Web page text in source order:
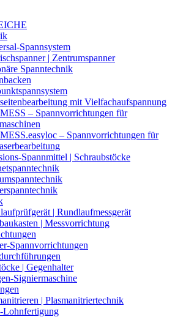
Spannsystem
| Zentrumspanner
Spanntechnik
mit Vielfachaufspannung
– Spannvorrichtungen für
– Spannvorrichtungen für
Spannmittel | Schraubstöcke
| Rundlaufmessgerät
| Messvorrichtung
Spannvorrichtungen
| Gegenhalter
Signiermaschine
| Plasmanitriertechnik
Lohnfertigung